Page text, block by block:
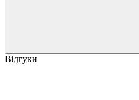
Відгуки